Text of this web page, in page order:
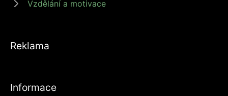
Vzdělání a motivace
Reklama
Informace